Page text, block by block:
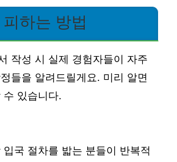
하는 방법
작성 시 실제 경험자들이 자주
들을 알려드릴게요. 미리 알면
수 있습니다.
국 절차를 밟는 분들이 반복적